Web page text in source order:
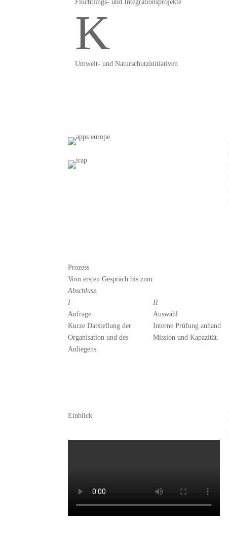
Flüchtlings- und Integrationsprojekte
K
Umwelt- und Naturschutzinitiativen
Prozess
Vom ersten Gespräch bis zum
Abschluss.
I
Anfrage
Kurze Darstellung der
Organisation und des
Anliegens.
II
Auswahl
Interne Prüfung anhand
Mission und Kapazität.
Einblick